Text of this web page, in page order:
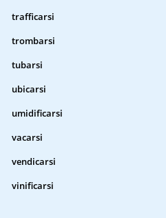
trafficarsi
trombarsi
tubarsi
ubicarsi
umidificarsi
vacarsi
vendicarsi
vinificarsi